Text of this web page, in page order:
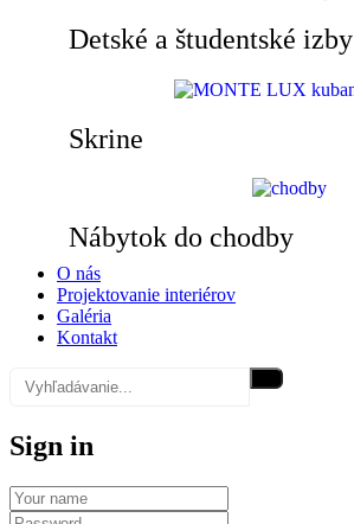
Detské a študentské izby
Skrine
Nábytok do chodby
O nás
Projektovanie interiérov
Galéria
Kontakt
Sign in